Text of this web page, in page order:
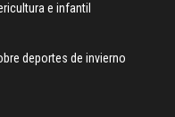
e infantil
deportes de invierno